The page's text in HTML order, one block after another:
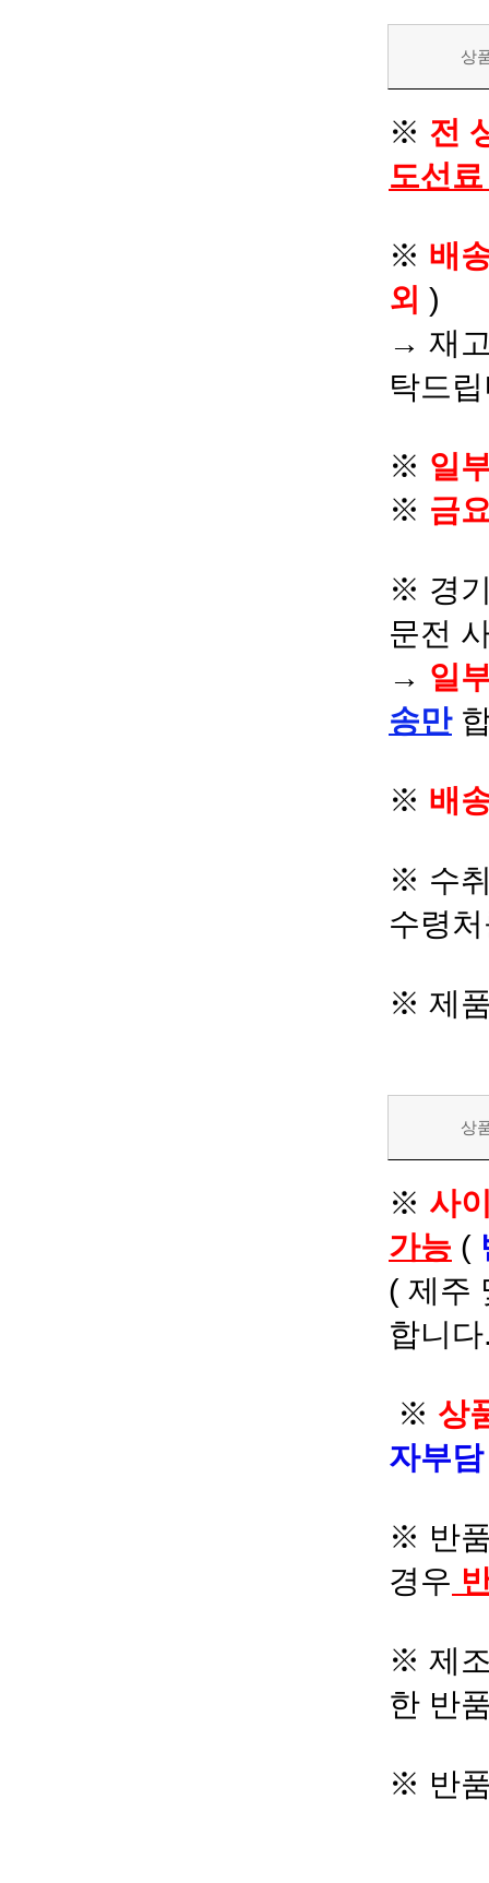
상
※ 전
도선
※ 배
외 )
→ 재
탁드
※ 일
※ 금
※ 경
문전
→ 일
송만
※ 배
※ 수
수령
※ 제
상
※ 사
가능 (
( 제주
합니
※ 상
자부
※ 반
경우
※ 제
한 반
※ 반